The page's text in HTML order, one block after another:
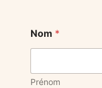
Nom *
Prénom